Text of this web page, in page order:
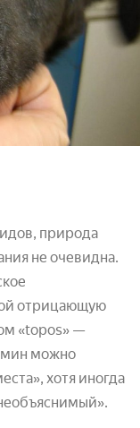
природа
не очевидна.
отрицающую
«topos» —
можно
хотя иногда